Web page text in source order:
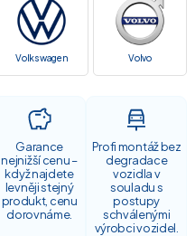
Garance
nejnižší cenu –
když najdete
levněji stejný
produkt, cenu
dorovnáme.
Profi montáž bez
degradace
vozidla v
souladu s
postupy
schválenými
výrobci vozidel.
Volkswagen Volvo